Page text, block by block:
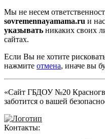
Мы не несем
sovremennayamama.ru и
указывать никаких своих
сайтах.
Если Вы не хотите
нажмите отмена, иначе вы
«Сайт ГБДОУ №20
заботится о вашей
Контакты: